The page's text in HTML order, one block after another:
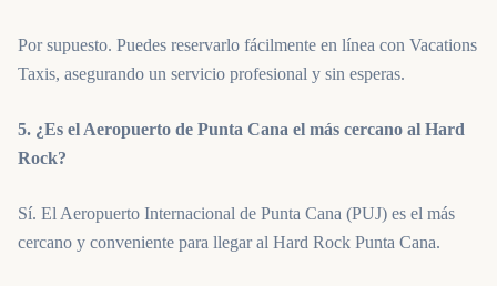
Por supuesto. Puedes reservarlo fácilmente en línea con Vacations
Taxis, asegurando un servicio profesional y sin esperas.
5. ¿Es el Aeropuerto de Punta Cana el más cercano al Hard
Rock?
Sí. El Aeropuerto Internacional de Punta Cana (PUJ) es el más
cercano y conveniente para llegar al Hard Rock Punta Cana.